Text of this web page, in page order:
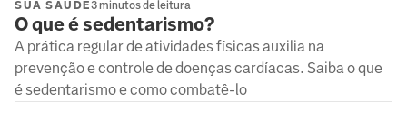
SUA SAÚDE3 minutos de leitura
O que é sedentarismo?
A prática regular de atividades físicas auxilia na
prevenção e controle de doenças cardíacas. Saiba o que
é sedentarismo e como combatê-lo